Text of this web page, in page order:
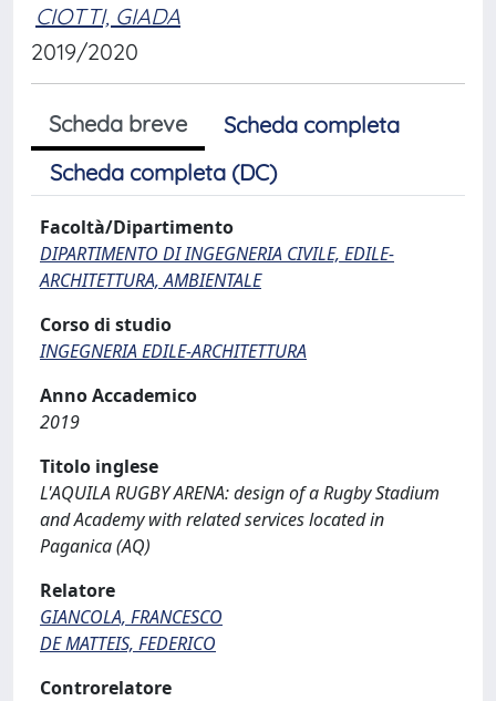
CIOTTI, GIADA
2019/2020
Scheda breve
Scheda completa
Scheda completa (DC)
Facoltà/Dipartimento
DIPARTIMENTO DI INGEGNERIA CIVILE, EDILE-
ARCHITETTURA, AMBIENTALE
Corso di studio
INGEGNERIA EDILE-ARCHITETTURA
Anno Accademico
2019
Titolo inglese
L'AQUILA RUGBY ARENA: design of a Rugby Stadium
and Academy with related services located in
Paganica (AQ)
Relatore
GIANCOLA, FRANCESCO
DE MATTEIS, FEDERICO
Controrelatore